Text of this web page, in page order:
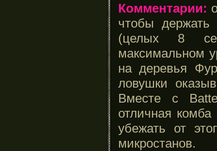
Комментарии:
чтобы
(целых 8
максимальном
на деревья
ловушки
Вместе с
отличная
убежать от
микростанов.